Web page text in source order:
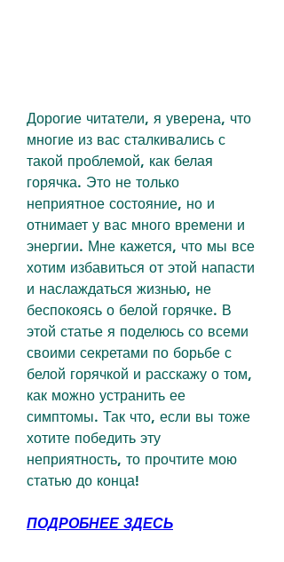
Дорогие читатели, я уверена, что
многие из вас сталкивались с
такой проблемой, как белая
горячка. Это не только
неприятное состояние, но и
отнимает у вас много времени и
энергии. Мне кажется, что мы все
хотим избавиться от этой напасти
и наслаждаться жизнью, не
беспокоясь о белой горячке. В
этой статье я поделюсь со всеми
своими секретами по борьбе с
белой горячкой и расскажу о том,
как можно устранить ее
симптомы. Так что, если вы тоже
хотите победить эту
неприятность, то прочтите мою
статью до конца!
ПОДРОБНЕЕ ЗДЕСЬ